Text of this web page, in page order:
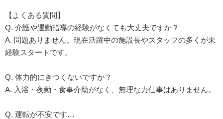
【よくある質問】
Q. 介護や運動指導の経験がなくても大丈夫ですか？
A. 問題ありません。現在活躍中の施設長やスタッフの多くが未
経験スタートです。
Q. 体力的にきつくないですか？
A. 入浴・夜勤・食事介助がなく、無理な力仕事はありません。
Q. 運転が不安です…